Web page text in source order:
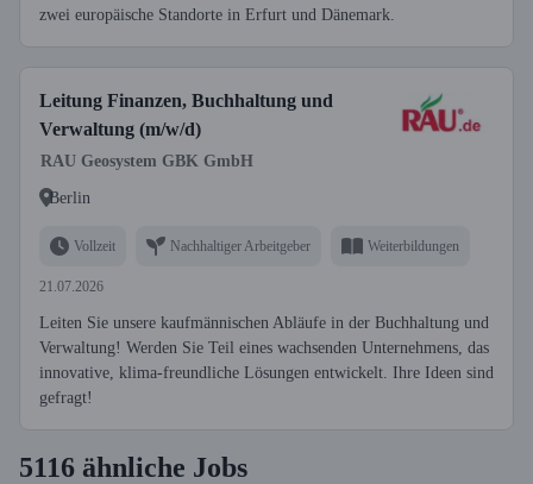
zwei europäische Standorte in Erfurt und Dänemark.
Leitung Finanzen, Buchhaltung und
Verwaltung (m/w/d)
RAU Geosystem GBK GmbH
Berlin
Vollzeit Nachhaltiger Arbeitgeber Weiterbildungen
21.07.2026
Leiten Sie unsere kaufmännischen Abläufe in der Buchhaltung und
Verwaltung! Werden Sie Teil eines wachsenden Unternehmens, das
innovative, klima-freundliche Lösungen entwickelt. Ihre Ideen sind
gefragt!
5116 ähnliche Jobs